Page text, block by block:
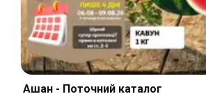
Ашан - Поточний каталог